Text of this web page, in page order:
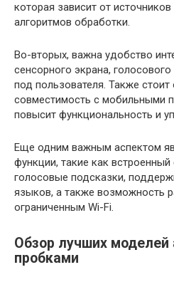
которая зависит от
алгоритмов обработки.
Во-вторых, важна удобство
сенсорного экрана,
под пользователя. Также
совместимость с мобильными
повысит функциональность и
Еще одним важным аспектом
функции, такие как
голосовые подсказки,
языков, а также возможность
ограниченным Wi-Fi.
Обзор лучших моделей
пробками